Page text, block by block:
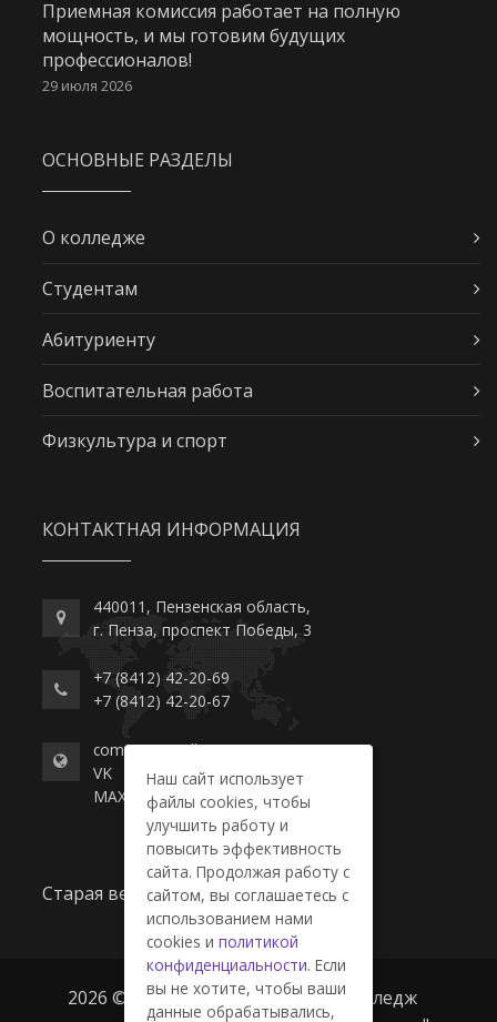
Приемная комиссия работает на полную
мощность, и мы готовим будущих
профессионалов!
29 июля 2026
ОСНОВНЫЕ РАЗДЕЛЫ
О колледже
Студентам
Абитуриенту
Воспитательная работа
Физкультура и спорт
КОНТАКТНАЯ ИНФОРМАЦИЯ
440011, Пензенская область,
г. Пенза, проспект Победы, 3
+7 (8412) 42-20-69
+7 (8412) 42-20-67
commerce-college.ru
VK
MAX
Старая версия сайта
2026 © ГАПОУ ПО "Пензенский колледж
Наш сайт использует
файлы cookies, чтобы
улучшить работу и
повысить эффективность
сайта. Продолжая работу с
сайтом, вы соглашаетесь с
использованием нами
cookies и политикой
конфиденциальности. Если
вы не хотите, чтобы ваши
данные обрабатывались,